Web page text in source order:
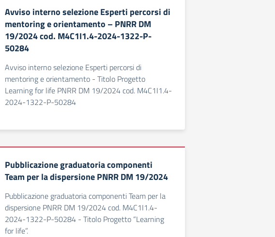
Avviso interno selezione Esperti percorsi di
mentoring e orientamento – PNRR DM
19/2024 cod. M4C1I1.4-2024-1322-P-
50284
Avviso interno selezione Esperti percorsi di
mentoring e orientamento - Titolo Progetto
Learning for life PNRR DM 19/2024 cod. M4C1I1.4-
2024-1322-P-50284
Pubblicazione graduatoria componenti
Team per la dispersione PNRR DM 19/2024
Pubblicazione graduatoria componenti Team per la
dispersione PNRR DM 19/2024 cod. M4C1I1.4-
2024-1322-P-50284 - Titolo Progetto “Learning
for life”.